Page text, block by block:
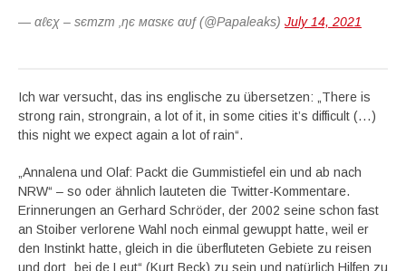
— αℓєχ – ѕєтzт ‚ηє мαѕкє αυƒ (@Papaleaks) July 14, 2021
Ich war versucht, das ins englische zu übersetzen: „There is
strong rain, strongrain, a lot of it, in some cities it’s difficult (…)
this night we expect again a lot of rain“.
„Annalena und Olaf: Packt die Gummistiefel ein und ab nach
NRW“ – so oder ähnlich lauteten die Twitter-Kommentare.
Erinnerungen an Gerhard Schröder, der 2002 seine schon fast
an Stoiber verlorene Wahl noch einmal gewuppt hatte, weil er
den Instinkt hatte, gleich in die überfluteten Gebiete zu reisen
und dort „bei de Leut“ (Kurt Beck) zu sein und natürlich Hilfen zu